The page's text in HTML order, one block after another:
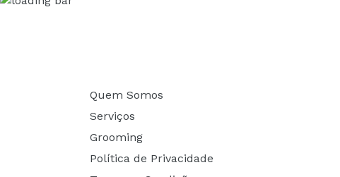
Quem Somos
Serviços
Grooming
Política de Privacidade